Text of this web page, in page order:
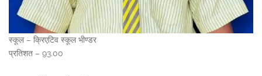
स्कूल – क्रिएटिव स्कूल भीण्डर
प्रतिशत – 93.00